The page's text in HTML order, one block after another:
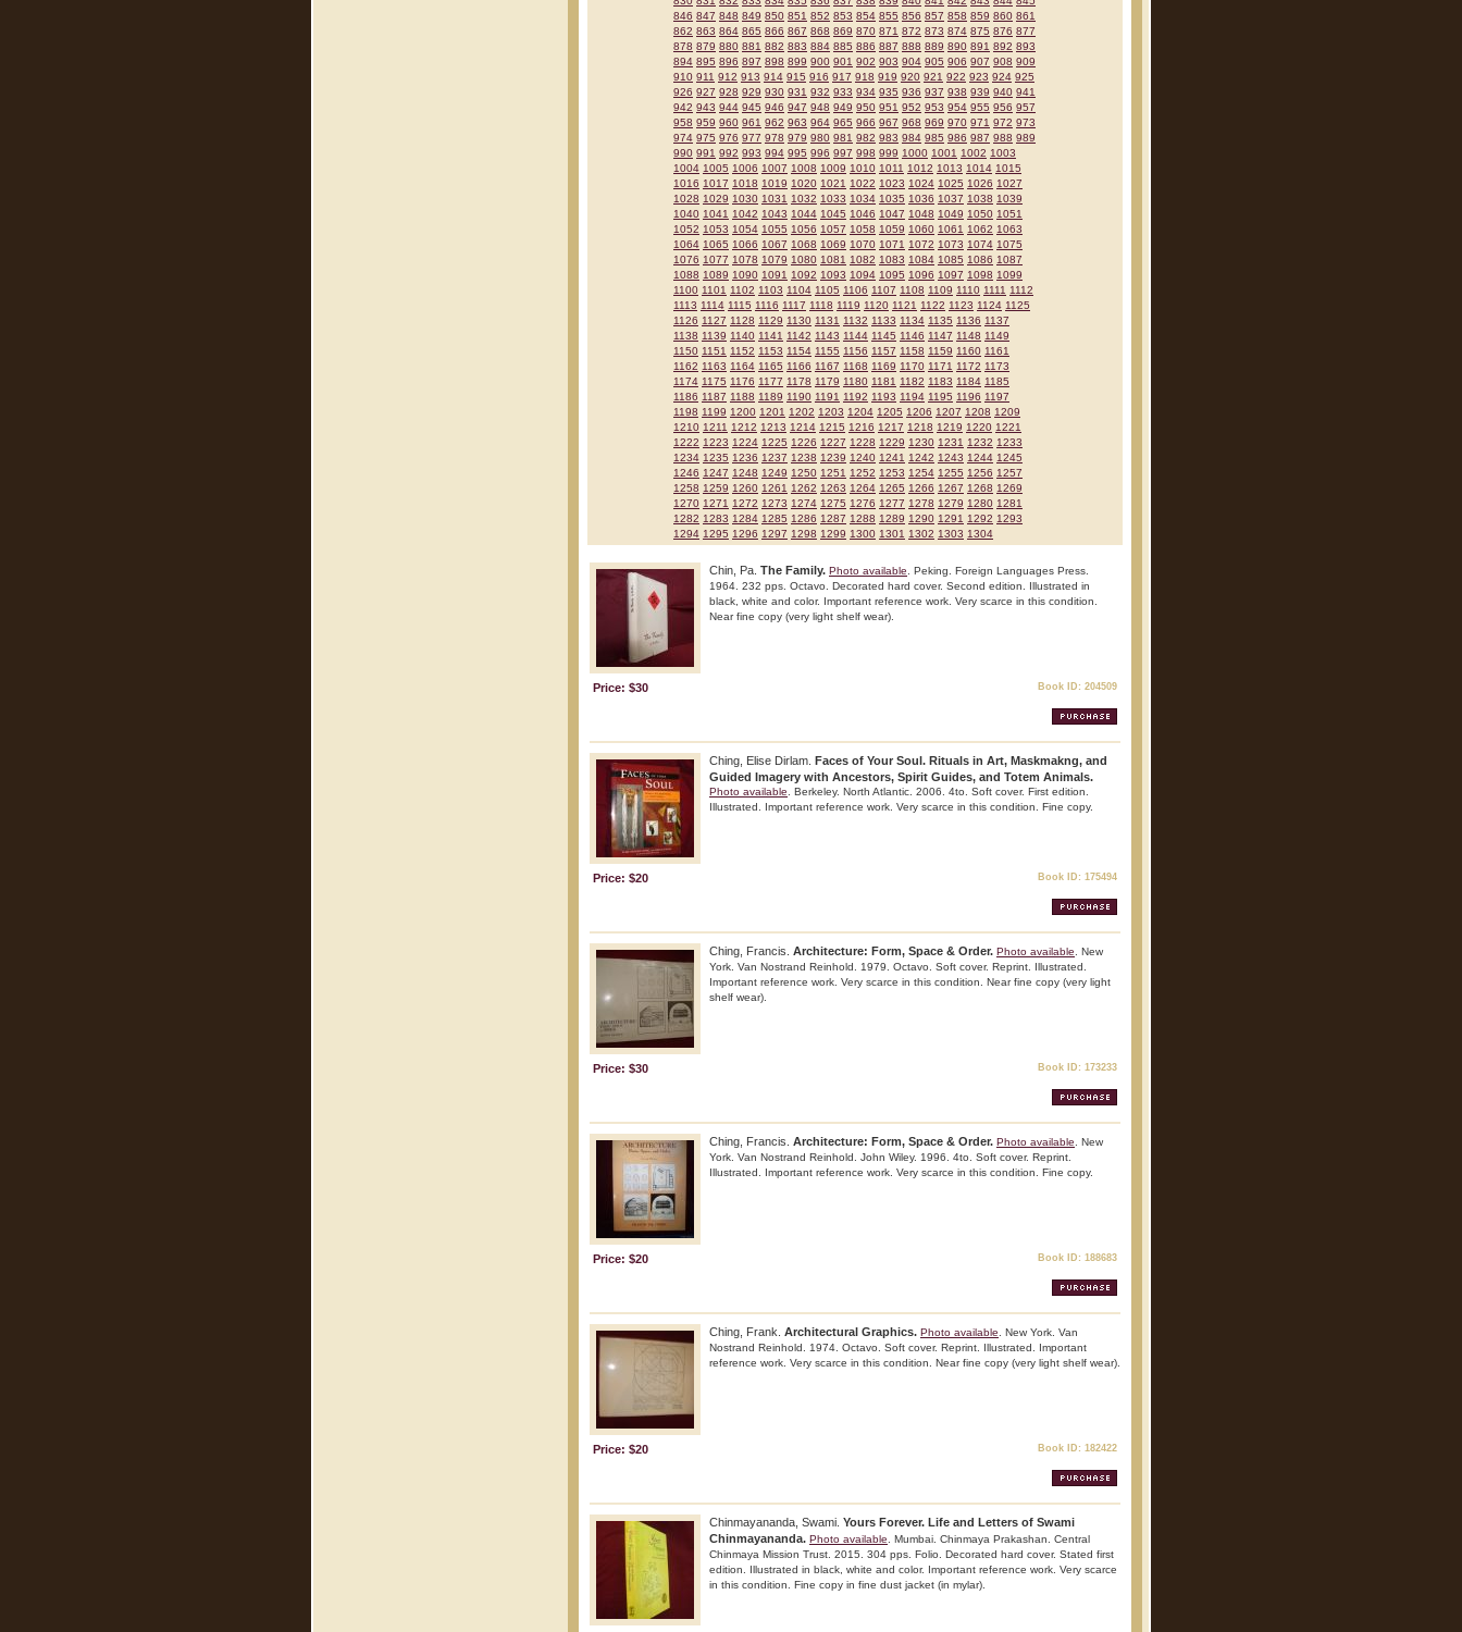
846 847 848 849 850 851 852 853 854 855 856 857 858 859 860 861
862 863 864 865 866 867 868 869 870 871 872 873 874 875 876 877
878 879 880 881 882 883 884 885 886 887 888 889 890 891 892 893
894 895 896 897 898 899 900 901 902 903 904 905 906 907 908 909
910 911 912 913 914 915 916 917 918 919 920 921 922 923 924 925
926 927 928 929 930 931 932 933 934 935 936 937 938 939 940 941
942 943 944 945 946 947 948 949 950 951 952 953 954 955 956 957
958 959 960 961 962 963 964 965 966 967 968 969 970 971 972 973
974 975 976 977 978 979 980 981 982 983 984 985 986 987 988 989
990 991 992 993 994 995 996 997 998 999 1000 1001 1002 1003
1004 1005 1006 1007 1008 1009 1010 1011 1012 1013 1014 1015
1016 1017 1018 1019 1020 1021 1022 1023 1024 1025 1026 1027
1028 1029 1030 1031 1032 1033 1034 1035 1036 1037 1038 1039
1040 1041 1042 1043 1044 1045 1046 1047 1048 1049 1050 1051
1052 1053 1054 1055 1056 1057 1058 1059 1060 1061 1062 1063
1064 1065 1066 1067 1068 1069 1070 1071 1072 1073 1074 1075
1076 1077 1078 1079 1080 1081 1082 1083 1084 1085 1086 1087
1088 1089 1090 1091 1092 1093 1094 1095 1096 1097 1098 1099
1100 1101 1102 1103 1104 1105 1106 1107 1108 1109 1110 1111 1112
1113 1114 1115 1116 1117 1118 1119 1120 1121 1122 1123 1124 1125
1126 1127 1128 1129 1130 1131 1132 1133 1134 1135 1136 1137
1138 1139 1140 1141 1142 1143 1144 1145 1146 1147 1148 1149
1150 1151 1152 1153 1154 1155 1156 1157 1158 1159 1160 1161
1162 1163 1164 1165 1166 1167 1168 1169 1170 1171 1172 1173
1174 1175 1176 1177 1178 1179 1180 1181 1182 1183 1184 1185
1186 1187 1188 1189 1190 1191 1192 1193 1194 1195 1196 1197
1198 1199 1200 1201 1202 1203 1204 1205 1206 1207 1208 1209
1210 1211 1212 1213 1214 1215 1216 1217 1218 1219 1220 1221
1222 1223 1224 1225 1226 1227 1228 1229 1230 1231 1232 1233
1234 1235 1236 1237 1238 1239 1240 1241 1242 1243 1244 1245
1246 1247 1248 1249 1250 1251 1252 1253 1254 1255 1256 1257
1258 1259 1260 1261 1262 1263 1264 1265 1266 1267 1268 1269
1270 1271 1272 1273 1274 1275 1276 1277 1278 1279 1280 1281
1282 1283 1284 1285 1286 1287 1288 1289 1290 1291 1292 1293
1294 1295 1296 1297 1298 1299 1300 1301 1302 1303 1304
Chin, Pa. The Family. Photo available . Peking. Foreign Languages Press.
1964. 232 pps. Octavo. Decorated hard cover. Second edition. Illustrated in
black, white and color. Important reference work. Very scarce in this condition.
Near fine copy (very light shelf wear).
Price: $30 Book ID: 204509
Ching, Elise Dirlam. Faces of Your Soul. Rituals in Art, Maskmakng, and
Guided Imagery with Ancestors, Spirit Guides, and Totem Animals.
Photo available . Berkeley. North Atlantic. 2006. 4to. Soft cover. First edition.
Illustrated. Important reference work. Very scarce in this condition. Fine copy.
Price: $20 Book ID: 175494
Ching, Francis. Architecture: Form, Space & Order. Photo available . New
York. Van Nostrand Reinhold. 1979. Octavo. Soft cover. Reprint. Illustrated.
Important reference work. Very scarce in this condition. Near fine copy (very light
shelf wear).
Price: $30 Book ID: 173233
Ching, Francis. Architecture: Form, Space & Order. Photo available . New
York. Van Nostrand Reinhold. John Wiley. 1996. 4to. Soft cover. Reprint.
Illustrated. Important reference work. Very scarce in this condition. Fine copy.
Price: $20 Book ID: 188683
Ching, Frank. Architectural Graphics. Photo available . New York. Van
Nostrand Reinhold. 1974. Octavo. Soft cover. Reprint. Illustrated. Important
reference work. Very scarce in this condition. Near fine copy (very light shelf wear).
Price: $20 Book ID: 182422
Chinmayananda, Swami. Yours Forever. Life and Letters of Swami
Chinmayananda. Photo available . Mumbai. Chinmaya Prakashan. Central
Chinmaya Mission Trust. 2015. 304 pps. Folio. Decorated hard cover. Stated first
edition. Illustrated in black, white and color. Important reference work. Very scarce
in this condition. Fine copy in fine dust jacket (in mylar).